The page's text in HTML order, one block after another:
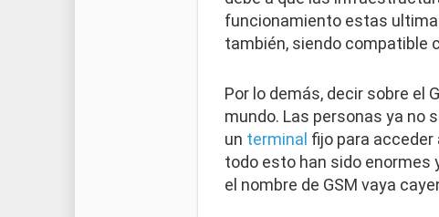
funcionamiento estas
también, siendo compatible
Por lo demás, decir sobre el
mundo. Las personas ya no
un terminal fijo para
todo esto han sido enormes
el nombre de GSM vaya